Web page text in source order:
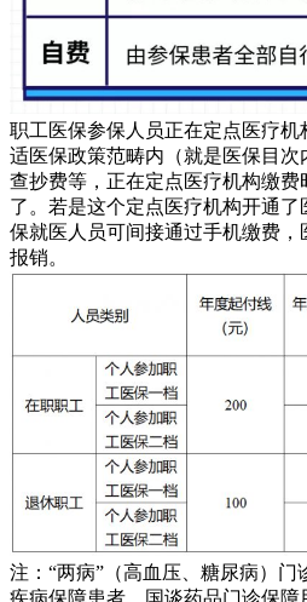
职工医保参保人员正在定点医疗
适医保政策范畴内（就是医保目次
查抄费等，正在定点医疗机构缴
了。若是这个定点医疗机构开通
保就医人员可间接通过手机缴费
报销。
注：“两病”（高血压、糖尿病）
疾病保障患者、国谈药品门诊保